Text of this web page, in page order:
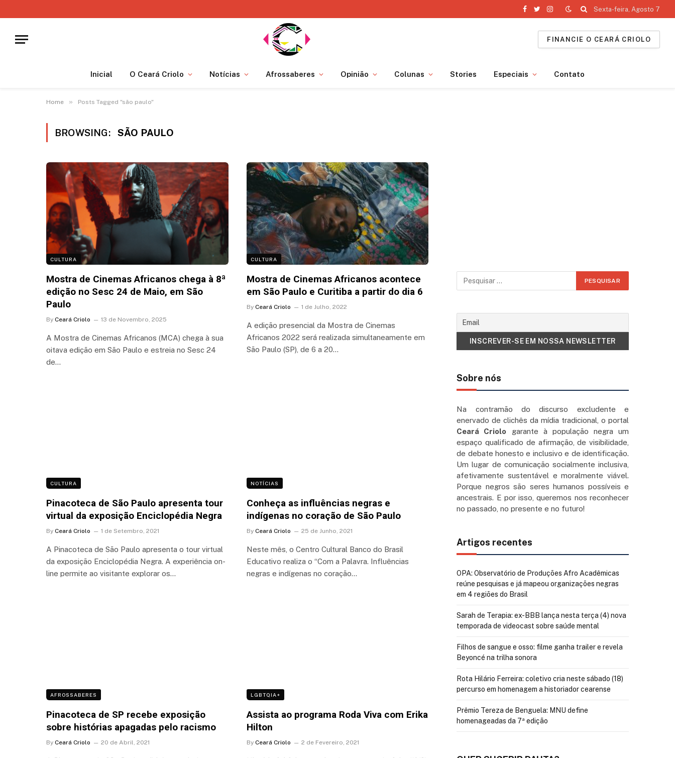
Facebook
TwitterInstagram
Sexta-feira, Agosto 7
FINANCIE O CEARÁ CRIOLO
Inicial O Ceará Criolo Notícias Afrossaberes Opinião Colunas Stories Especiais Contato
Home » Posts Tagged "são paulo"
BROWSING: SÃO PAULO
CULTURA
Mostra de Cinemas Africanos chega à 8ª
edição no Sesc 24 de Maio, em São
Paulo
By Ceará Criolo 13 de Novembro, 2025
A Mostra de Cinemas Africanos (MCA) chega à sua
oitava edição em São Paulo e estreia no Sesc 24
de…
CULTURA
Mostra de Cinemas Africanos acontece
em São Paulo e Curitiba a partir do dia 6
By Ceará Criolo 1 de Julho, 2022
A edição presencial da Mostra de Cinemas
Africanos 2022 será realizada simultaneamente em
São Paulo (SP), de 6 a 20…
CULTURA
Pinacoteca de São Paulo apresenta tour
virtual da exposição Enciclopédia Negra
By Ceará Criolo 1 de Setembro, 2021
A Pinacoteca de São Paulo apresenta o tour virtual
da exposição Enciclopédia Negra. A experiência on-
line permite ao visitante explorar os…
NOTÍCIAS
Conheça as influências negras e
indígenas no coração de São Paulo
By Ceará Criolo 25 de Junho, 2021
Neste mês, o Centro Cultural Banco do Brasil
Educativo realiza o “Com a Palavra. Influências
negras e indígenas no coração…
AFROSSABERES
Pinacoteca de SP recebe exposição
sobre histórias apagadas pelo racismo
By Ceará Criolo 20 de Abril, 2021
LGBTQIA+
Assista ao programa Roda Viva com Erika
Hilton
By Ceará Criolo 2 de Fevereiro, 2021
Sobre nós
Na contramão do discurso excludente e
enervado de clichês da mídia tradicional, o portal
Ceará Criolo garante à população negra um
espaço qualificado de afirmação, de visibilidade,
de debate honesto e inclusivo e de identificação.
Um lugar de comunicação socialmente inclusiva,
afetivamente sustentável e moralmente viável.
Porque negros são seres humanos possíveis e
ancestrais. E por isso, queremos nos reconhecer
no passado, no presente e no futuro!
Artigos recentes
OPA: Observatório de Produções Afro Acadêmicas
reúne pesquisas e já mapeou organizações negras
em 4 regiões do Brasil
Sarah de Terapia: ex-BBB lança nesta terça (4) nova
temporada de videocast sobre saúde mental
Filhos de sangue e osso: filme ganha trailer e revela
Beyoncé na trilha sonora
Rota Hilário Ferreira: coletivo cria neste sábado (18)
percurso em homenagem a historiador cearense
Prêmio Tereza de Benguela: MNU define
homenageadas da 7ª edição